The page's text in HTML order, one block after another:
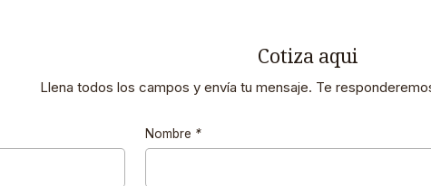
Cotiza aqui
Llena todos los campos y envía tu mensaje. Te
Nombre *